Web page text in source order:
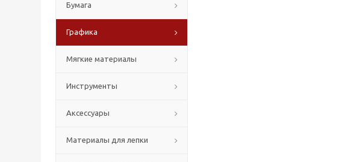
Бумага
Графика
Мягкие материалы
Инструменты
Аксессуары
Материалы для лепки